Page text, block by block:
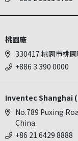
桃園廠
330417 桃園市桃
+886 3 390 0000
Inventec Shanghai
No.789 Puxing
China
+86 21 6429 8888